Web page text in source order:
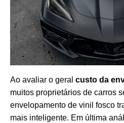
Ao avaliar o geral custo da
muitos proprietários de carros
envelopamento de vinil fosco
mais inteligente. Em última